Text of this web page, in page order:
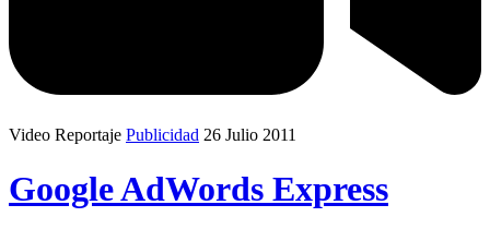
Video Reportaje Publicidad 26 Julio 2011
Google AdWords Express